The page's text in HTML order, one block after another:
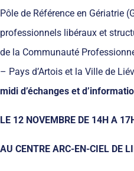
Pôle de Référence en Gériatrie
professionnels libéraux et
de la Communauté
– Pays d’Artois et la Ville de
midi d’échanges et
LE 12 NOVEMBRE DE 14H A
AU CENTRE ARC-EN-CIEL DE